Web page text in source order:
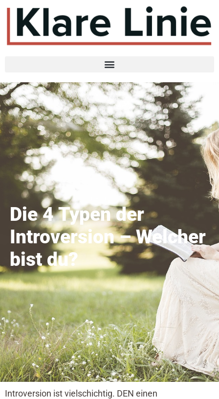
Die 4 Typen der
Introversion – Welcher
bist du?
Introversion ist vielschichtig. DEN einen